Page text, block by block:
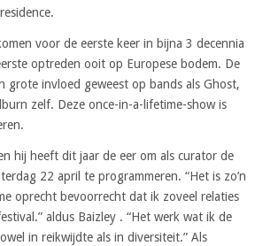
voor de eerste keer in bijna 3 decennia
optreden ooit op Europese bodem. De
grote invloed geweest op bands als Ghost,
zelf. Deze once-in-a-lifetime-show is
hij heeft dit jaar de eer om als curator de
22 april te programmeren. “Het is zo’n
oprecht bevoorrecht dat ik zoveel relaties
aldus Baizley . “Het werk wat ik de
in reikwijdte als in diversiteit.” Als